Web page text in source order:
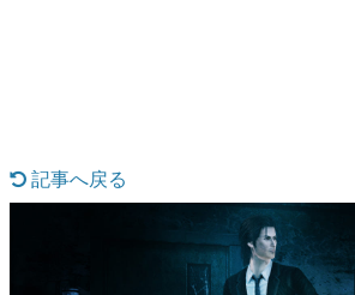
なんでゲームは面白い？
ゲーム開発者・hamatsu氏がゲー
具体的な形から解き明かしていく
記事へ戻る